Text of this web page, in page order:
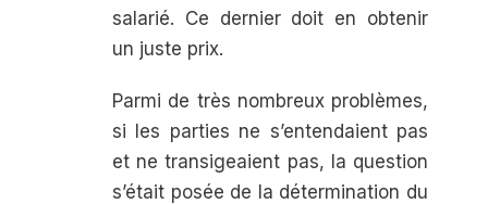
salarié. Ce dernier doit en obtenir
un juste prix.
Parmi de très nombreux problèmes,
si les parties ne s’entendaient pas
et ne transigeaient pas, la question
s’était posée de la détermination du